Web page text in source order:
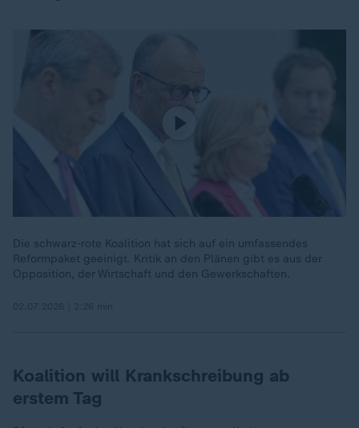
Die schwarz-rote Koalition hat sich auf ein umfassendes
Reformpaket geeinigt. Kritik an den Plänen gibt es aus der
Opposition, der Wirtschaft und den Gewerkschaften.
Koalition will Krankschreibung ab
erstem Tag